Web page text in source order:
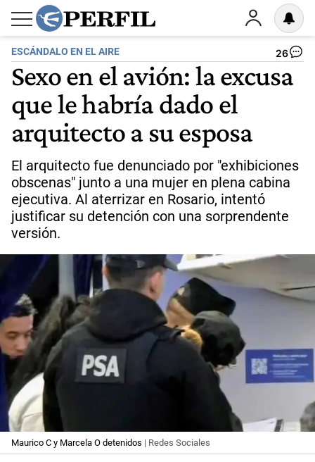
ESCÁNDALO EN EL AIRE 26
Sexo en el avión: la excusa
que le habría dado el
arquitecto a su esposa
El arquitecto fue denunciado por "exhibiciones
obscenas" junto a una mujer en plena cabina
ejecutiva. Al aterrizar en Rosario, intentó
justificar su detención con una sorprendente
versión.
Maurico C y Marcela O detenidos | Redes Sociales